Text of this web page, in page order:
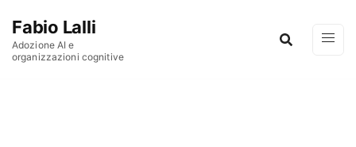
Fabio Lalli
Adozione AI e
organizzazioni cognitive